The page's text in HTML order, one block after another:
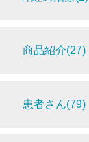
商品紹介(27)
患者さん(79)